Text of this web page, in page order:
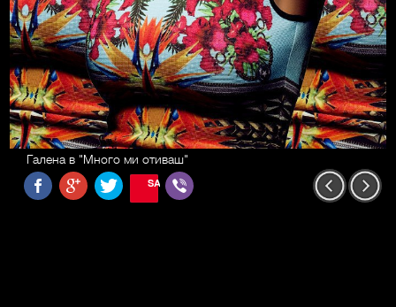
Галена в "Много ми отиваш"
SAVE